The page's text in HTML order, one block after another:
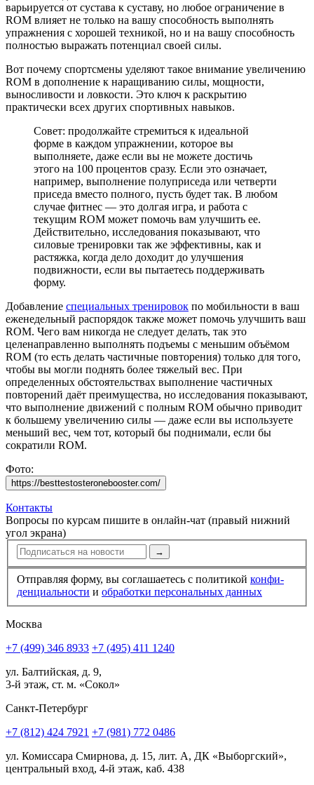
варьируется от сустава к суставу, но любое ограничение в
ROM влияет не только на вашу способность выполнять
упражнения с хорошей техникой, но и на вашу способность
полностью выражать потенциал своей силы.
Вот почему спортсмены уделяют такое внимание увеличению
ROM в дополнение к наращиванию силы, мощности,
выносливости и ловкости. Это ключ к раскрытию
практически всех других спортивных навыков.
Совет: продолжайте стремиться к идеальной
форме в каждом упражнении, которое вы
выполняете, даже если вы не можете достичь
этого на 100 процентов сразу. Если это означает,
например, выполнение полуприседа или четверти
приседа вместо полного, пусть будет так. В любом
случае фитнес — это долгая игра, и работа с
текущим ROM может помочь вам улучшить ее.
Действительно, исследования показывают, что
силовые тренировки так же эффективны, как и
растяжка, когда дело доходит до улучшения
подвижности, если вы пытаетесь поддерживать
форму.
Добавление специальных тренировок по мобильности в ваш
еженедельный распорядок также может помочь улучшить ваш
ROM. Чего вам никогда не следует делать, так это
целенаправленно выполнять подъемы с меньшим объёмом
ROM (то есть делать частичные повторения) только для того,
чтобы вы могли поднять более тяжелый вес. При
определенных обстоятельствах выполнение частичных
повторений даёт преимущества, но исследования показывают,
что выполнение движений с полным ROM обычно приводит
к большему увеличению силы — даже если вы используете
меньший вес, чем тот, который бы поднимали, если бы
сократили ROM.
Фото:
Контакты
Вопросы по курсам пишите в онлайн-чат (правый нижний
угол экрана)
→
Отправляя форму, вы соглашаетесь с политикой конфи­
ден­циальности и обработки персональных данных
Москва
+7 (499) 346 8933 +7 (495) 411 1240
ул. Балтийская, д. 9,
3-й этаж, ст. м. «Сокол»
Санкт-Петербург
+7 (812) 424 7921 +7 (981) 772 0486
ул. Комиссара Смирнова, д. 15, лит. А, ДК «Выборгский»,
центральный вход, 4-й этаж, каб. 438